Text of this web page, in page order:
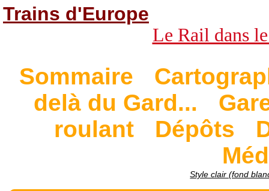
Trains d'Europe
Le Rail dans
Sommaire
delà du Gard...
roulant
Dépôts
Style clair (fond